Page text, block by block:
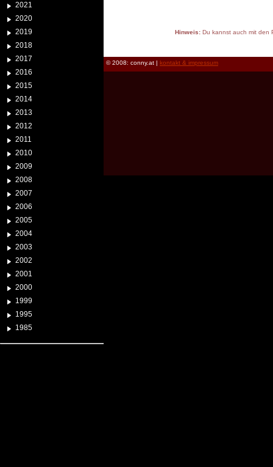
2021
2020
2019
2018
2017
2016
2015
2014
2013
2012
2011
2010
2009
2008
2007
2006
2005
2004
2003
2002
2001
2000
1999
1995
1985
Hinweis:Du kannst auch mit den
© 2008: conny.at | kontakt & impressum